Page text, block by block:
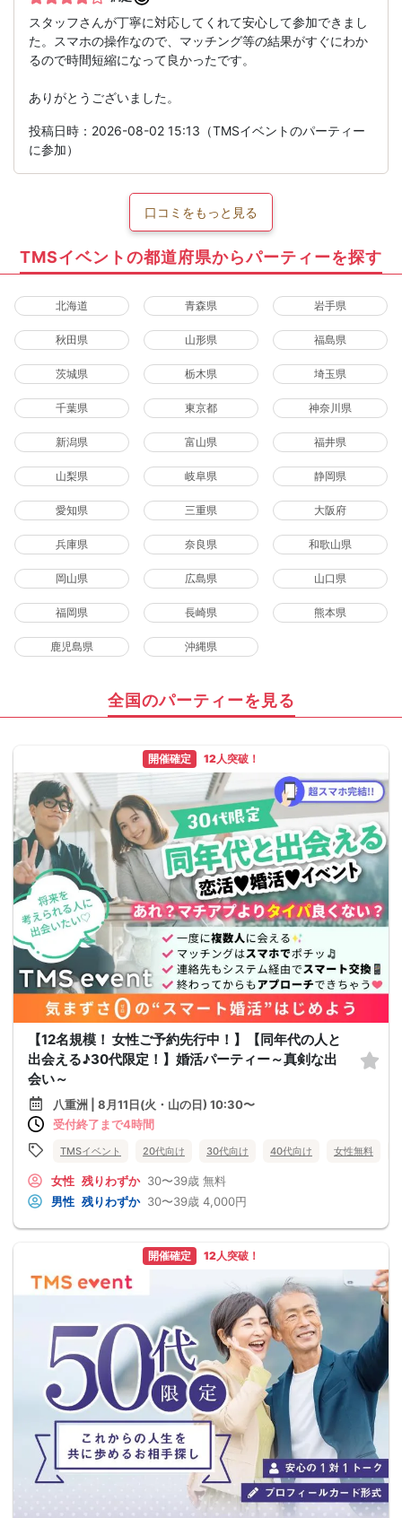
スタッフさんが丁寧に対応してくれて安心して参加できまし
た。スマホの操作なので、マッチング等の結果がすぐにわか
るので時間短縮になって良かったです。
ありがとうございました。
投稿日時：2026-08-02 15:13（TMSイベントのパーティー
に参加）
口コミをもっと見る
TMSイベントの都道府県からパーティーを探す
北海道 青森県 岩手県
秋田県 山形県 福島県
茨城県 栃木県 埼玉県
千葉県 東京都 神奈川県
新潟県 富山県 福井県
山梨県 岐阜県 静岡県
愛知県 三重県 大阪府
兵庫県 奈良県 和歌山県
岡山県 広島県 山口県
福岡県 長崎県 熊本県
鹿児島県 沖縄県
全国のパーティーを見る
開催確定 12人突破！
【12名規模！ 女性ご予約先行中！】【同年代の人と
出会える♪30代限定！】婚活パーティー～真剣な出
会い～
八重洲 | 8月11日(火・山の日) 10:30〜
受付終了まで4時間
TMSイベント 20代向け 30代向け 40代向け 女性無料
女性 残りわずか 30〜39歳 無料
男性 残りわずか 30〜39歳 4,000円
開催確定 12人突破！